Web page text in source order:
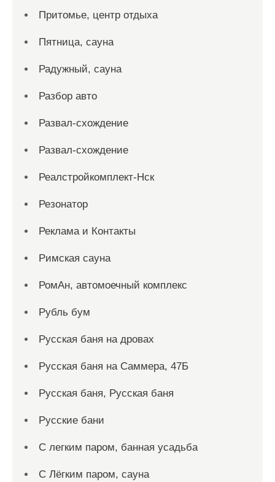
Притомье, центр отдыха
Пятница, сауна
Радужный, сауна
Разбор авто
Развал-схождение
Развал-схождение
Реалстройкомплект-Нск
Резонатор
Реклама и Контакты
Римская сауна
РомАн, автомоечный комплекс
Рубль бум
Русская баня на дровах
Русская баня на Саммера, 47Б
Русская баня, Русская баня
Русские бани
С легким паром, банная усадьба
С Лёгким паром, сауна